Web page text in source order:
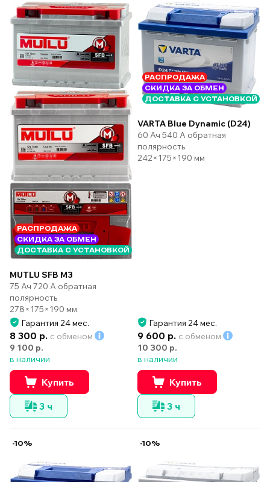
РАСПРОДАЖА
СКИДКА ЗА ОБМЕН
ДОСТАВКА С УСТАНОВКОЙ
MUTLU SFB M3
75 Ач 720 А обратная
полярность
278×175×190 мм
Гарантия 24 мес.
8 300 р. с обменом
9 100 р.
в наличии
Купить
3 ч
РАСПРОДАЖА
СКИДКА ЗА ОБМЕН
ДОСТАВКА С УСТАНОВКОЙ
VARTA Blue Dynamic (D24)
60 Ач 540 А обратная
полярность
242×175×190 мм
Гарантия 24 мес.
9 600 р. с обменом
10 300 р.
в наличии
Купить
3 ч
-10% -10%